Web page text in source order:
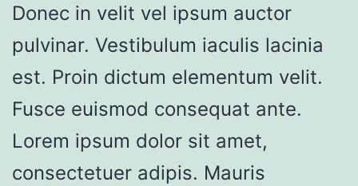
Donec in velit vel ipsum auctor
pulvinar. Vestibulum iaculis lacinia
est. Proin dictum elementum velit.
Fusce euismod consequat ante.
Lorem ipsum dolor sit amet,
consectetuer adipis. Mauris